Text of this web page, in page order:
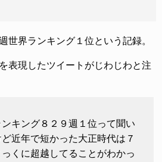
世界ランキング１位という記録。
表現したツイートがじわじわと注
キング８２９週１位って聞い
近年で短かった大正時代は７
くに超越してることがわかっ